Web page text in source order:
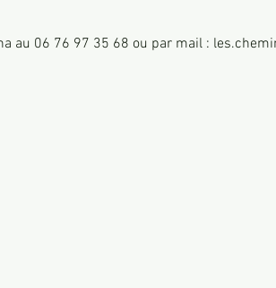
au 06 76 97 35 68 ou par mail :